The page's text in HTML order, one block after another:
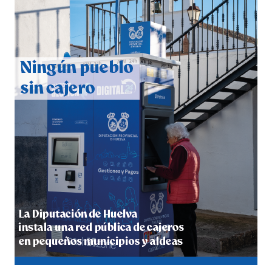
QUINTA CORRIDA DE LAS FIESTAS COLOMBINAS
2026
hace 4 días·Huelvatv
5º DÍA DE LAS FIESTAS COLOMBINAS 2026
hace 4 días·Huelvatv